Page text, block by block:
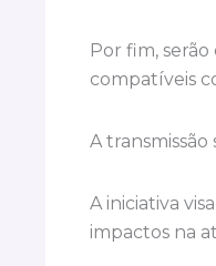
Por fim,
compatíveis
A
A iniciativa
impactos na